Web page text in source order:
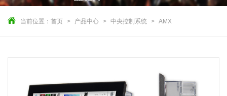
当前位置： 首页 产品中心 中央控制系统 AMX